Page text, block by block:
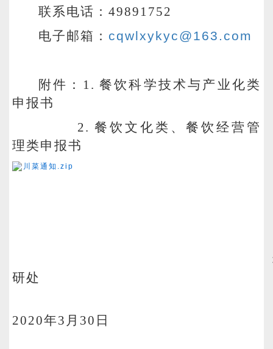
联系电话：49891752
电子邮箱： cqwlxykyc@163.com
附件：1. 餐饮科学技术与产业化类
申报书
2. 餐饮文化类、餐饮经营管
理类申报书
川菜通知.zip
研处
2020年3月30日